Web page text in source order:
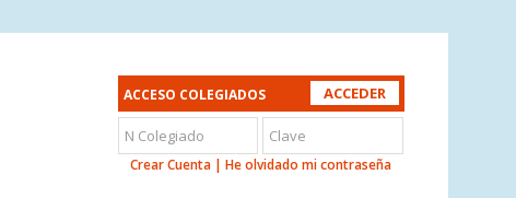
ACCESO COLEGIADOS
Crear Cuenta |He olvidado mi contraseña